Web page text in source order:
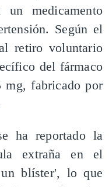
medicamento
Según el
retiro voluntario
del fármaco
fabricado por
ha reportado la
extraña en el
blíster', lo que